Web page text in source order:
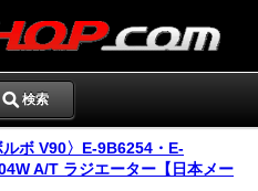
検索
ルボ V90〉E-9B6254・E-
A/T ラジエーター【日本メー